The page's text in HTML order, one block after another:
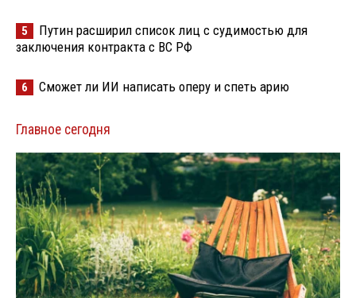
5
Путин расширил список лиц с судимостью для
заключения контракта с ВС РФ
6 Сможет ли ИИ написать оперу и спеть арию
Главное сегодня